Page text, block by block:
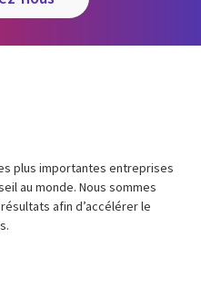
plus importantes entreprises
au monde. Nous sommes
afin d’accélérer le